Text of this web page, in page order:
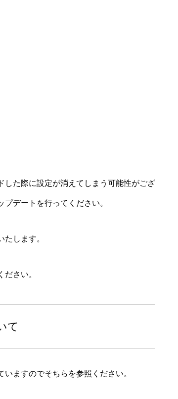
した際に設定が消えてしまう可能性がござ
デートを行ってください。
します。
さい。
て
いますのでそちらを参照ください。